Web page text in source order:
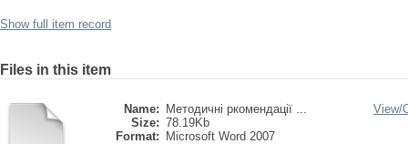
Show full item record
Files in this item
Name:
Методичні ркомендації ...
Size: 78.19Kb
Format:
Microsoft Word 2007
View/